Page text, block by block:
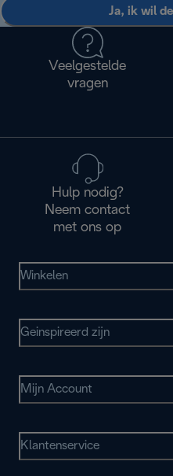
Ja, ik wil
Veelgestelde
vragen
Hulp nodig?
Neem contact
met ons op
Winkelen
Geinspireerd zijn
Mijn Account
Klantenservice